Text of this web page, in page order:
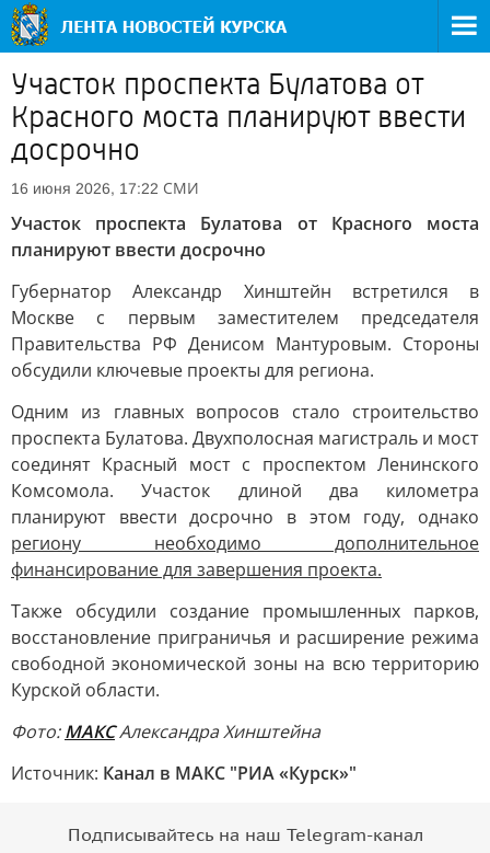
Участок проспекта Булатова от
Красного моста планируют ввести
досрочно
16 июня 2026, 17:22 СМИ
Участок проспекта Булатова от Красного моста
планируют ввести досрочно
Губернатор Александр Хинштейн встретился в
Москве с первым заместителем председателя
Правительства РФ Денисом Мантуровым. Стороны
обсудили ключевые проекты для региона.
Одним из главных вопросов стало строительство
проспекта Булатова. Двухполосная магистраль и мост
соединят Красный мост с проспектом Ленинского
Комсомола. Участок длиной два километра
планируют ввести досрочно в этом году, однако
региону необходимо дополнительное
финансирование для завершения проекта.
Также обсудили создание промышленных парков,
восстановление приграничья и расширение режима
свободной экономической зоны на всю территорию
Курской области.
Фото:МАКСАлександра Хинштейна
Источник: Канал в МАКС "РИА «Курск»"
Подписывайтесь на наш Telegram-канал